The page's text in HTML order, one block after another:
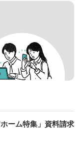
ーム特集」資料請求